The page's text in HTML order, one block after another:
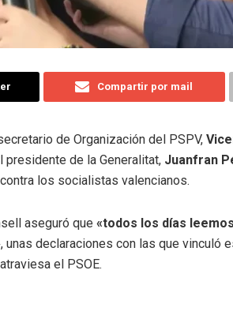
Compartir por mail
de Organización del PSPV,
presidente de la Generalitat, Juanfran
los socialistas valencianos.
aseguró que «todos los días
, unas declaraciones con las que vinculó
el PSOE.